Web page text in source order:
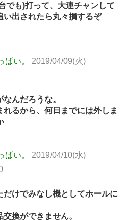
でも)打って、大連チャンして
い出されたら丸々損するぞ
い。
2019/04/09(火)
んだろうな。
るから、何日までには外しま
い。
2019/04/10(水)
けでみなし機としてホールに
換ができません。